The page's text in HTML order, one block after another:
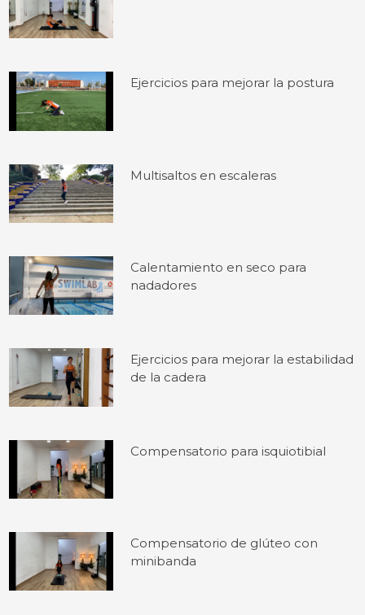
Ejercicios para mejorar la postura
Multisaltos en escaleras
Calentamiento en seco para
nadadores
Ejercicios para mejorar la estabilidad
de la cadera
Compensatorio para isquiotibial
Compensatorio de glúteo con
minibanda